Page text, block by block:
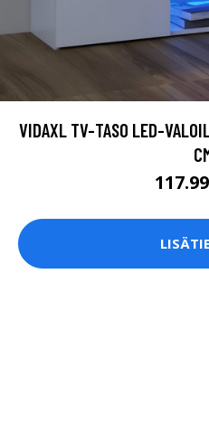
VIDAXL TV-TASO LED-